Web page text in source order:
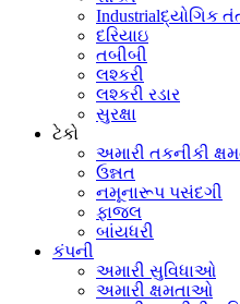
Industrialદ્યોગિક
દરિયાઇ
તબીબી
લશ્કરી
લશ્કરી રડાર
સુરક્ષા
ટેકો
અમારી તકનીકી
ઉન્નત
નમૂનારૂપ પસંદગી
ફાજલ
બાંયધરી
કંપની
અમારી સુવિધાઓ
અમારી ક્ષમતાઓ